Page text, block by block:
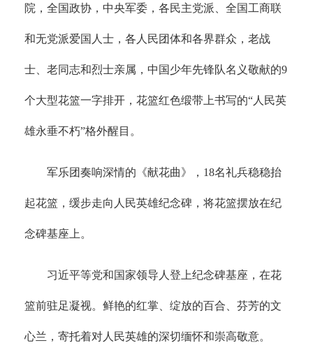
院，全国政协，中央军委，各民主党派、全国工商联
和无党派爱国人士，各人民团体和各界群众，老战
士、老同志和烈士亲属，中国少年先锋队名义敬献的9
个大型花篮一字排开，花篮红色缎带上书写的“人民英
雄永垂不朽”格外醒目。
军乐团奏响深情的《献花曲》，18名礼兵稳稳抬
起花篮，缓步走向人民英雄纪念碑，将花篮摆放在纪
念碑基座上。
习近平等党和国家领导人登上纪念碑基座，在花
篮前驻足凝视。鲜艳的红掌、绽放的百合、芬芳的文
心兰，寄托着对人民英雄的深切缅怀和崇高敬意。